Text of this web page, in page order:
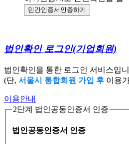
민간인증서 인증하기
법인확인 로그인(기업회원)
법인확인을 통한 로그인 서비스입
(단, 서울시 통합회원 가입 후 이용
이용안내
2단계 법인공동인증서 인증
법인공동인증서 인증